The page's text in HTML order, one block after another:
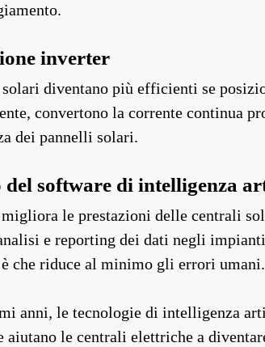
inverter
diventano più efficienti se
convertono la corrente continua
dei pannelli solari.
del software di intelligenza
le prestazioni delle centrali
e reporting dei dati negli
che riduce al minimo gli errori umani.
anni, le tecnologie di intelligenza
aiutano le centrali elettriche a